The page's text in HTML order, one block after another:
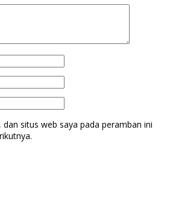
situs web saya pada peramban ini